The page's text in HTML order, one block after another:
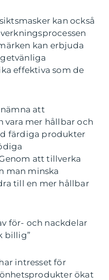
kan också
kan erbjuda
effektiva som de
att
vara mer hållbar och
färdiga produkter
att tillverka
man minska
till en mer hållbar
för- och nackdelar
billig”
intresset för
ökat